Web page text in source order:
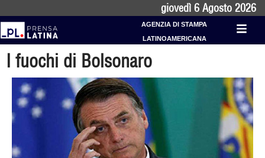
giovedì 6 Agosto 2026
AGENZIA DI STAMPA
LATINOAMERICANA
I fuochi di Bolsonaro